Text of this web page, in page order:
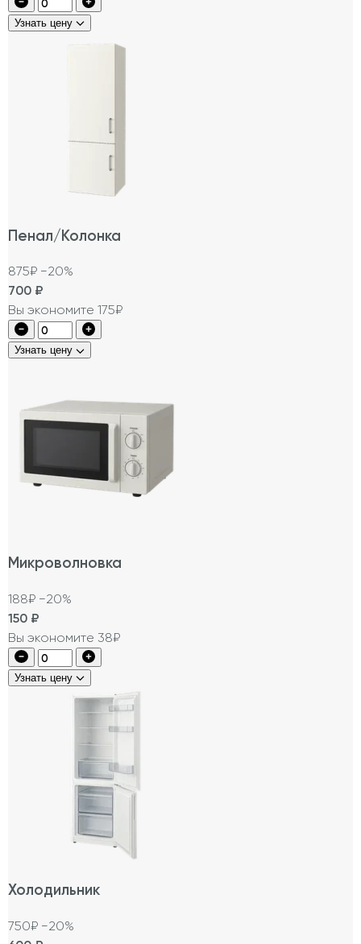
Узнать цену
Пенал/Колонка
875₽ −20%
700 ₽
Вы экономите 175₽
Узнать цену
Микроволновка
188₽ −20%
150 ₽
Вы экономите 38₽
Узнать цену
Холодильник
750₽ −20%